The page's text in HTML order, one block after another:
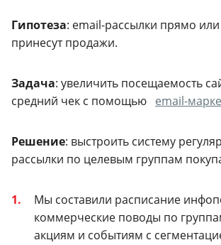
Гипотеза: email-рассылки прямо
принесут продажи.
Задача: увеличить посещаемость
средний чек с помощью email-
Решение: выстроить систему
рассылки по целевым группам
Мы составили расписание
коммерческие поводы по
акциям и событиям с